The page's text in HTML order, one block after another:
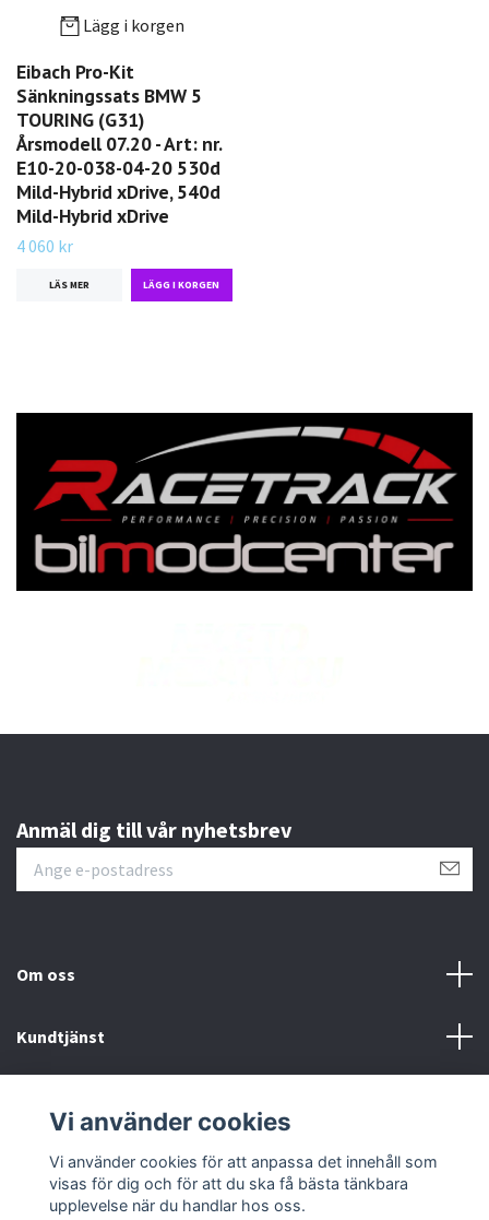
Lägg i korgen
Eibach Pro-Kit
Sänkningssats BMW 5
TOURING (G31)
Årsmodell 07.20 - Art: nr.
E10-20-038-04-20 530d
Mild-Hybrid xDrive, 540d
Mild-Hybrid xDrive
4 060 kr
LÄS MER
Anmäl dig till vår nyhetsbrev
Om oss
Kundtjänst
Sociala medier
Vi använder cookies
Vi använder cookies för att anpassa det innehåll som
visas för dig och för att du ska få bästa tänkbara
upplevelse när du handlar hos oss.